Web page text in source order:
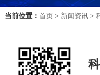
当前位置： 首页 > 新闻资讯 >